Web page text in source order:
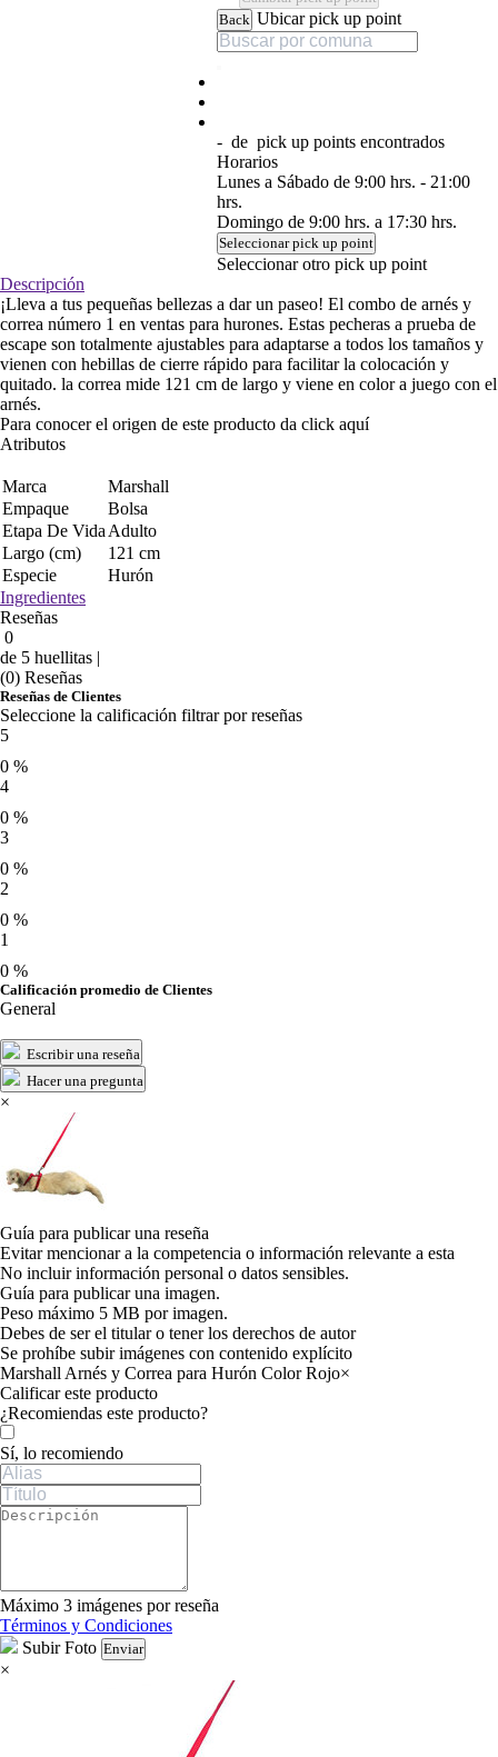
Back Ubicar pick up point
- de pick up points encontrados
Horarios
Lunes a Sábado de 9:00 hrs. - 21:00
hrs.
Domingo de 9:00 hrs. a 17:30 hrs.
Seleccionar pick up point
Seleccionar otro pick up point
Descripción
¡Lleva a tus pequeñas bellezas a dar un paseo! El combo de arnés y
correa número 1 en ventas para hurones. Estas pecheras a prueba de
escape son totalmente ajustables para adaptarse a todos los tamaños y
vienen con hebillas de cierre rápido para facilitar la colocación y
quitado. la correa mide 121 cm de largo y viene en color a juego con el
arnés.
Para conocer el origen de este producto da click aquí
Atributos
Marca
Marshall
Empaque
Bolsa
Etapa De Vida Adulto
Largo (cm)
121 cm
Especie
Hurón
Ingredientes
Reseñas
0
de 5 huellitas |
(0) Reseñas
Reseñas de Clientes
Seleccione la calificación filtrar por reseñas
5
0 %
4
0 %
3
0 %
2
0 %
1
0 %
Calificación promedio de Clientes
General
Escribir una reseña
Hacer una pregunta
×
Guía para publicar una reseña
Evitar mencionar a la competencia o información relevante a esta
No incluir información personal o datos sensibles.
Guía para publicar una imagen.
Peso máximo 5 MB por imagen.
Debes de ser el titular o tener los derechos de autor
Se prohíbe subir imágenes con contenido explícito
Marshall Arnés y Correa para Hurón Color Rojo×
Calificar este producto
Tu valoración
¿Recomiendas este producto?
Sí, lo recomiendo
Máximo 3 imágenes por reseña
Términos y Condiciones
Subir Foto Enviar
×